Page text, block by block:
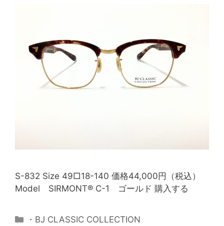
S-832 Size 49□18-140 価格44,000円（税込）
Model SIRMONT® C-1 ゴールド 購入する
・BJ CLASSIC COLLECTION